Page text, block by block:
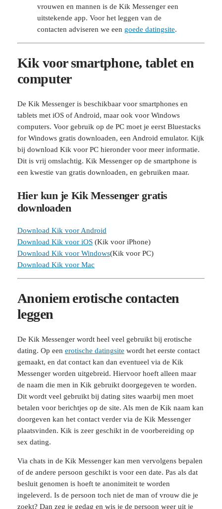
vrouwen en mannen is de Kik Messenger een
uitstekende app. Voor het leggen van de
contacten adviseren we een goede datingsite.
Kik voor smartphone, tablet en
computer
De Kik Messenger is beschikbaar voor smartphones en
tablets met iOS of Android, maar ook voor Windows
computers. Voor gebruik op de PC moet je eerst Bluestacks
for Windows gratis downloaden, een Android emulator. Kijk
bij download Kik voor PC hieronder voor meer informatie.
Dit is vrij omslachtig. Kik Messenger op de smartphone is
een kwestie van gratis downloaden, en gebruiken maar.
Hier kun je Kik Messenger gratis
downloaden
Download Kik voor Android
Download Kik voor iOS(Kik voor iPhone)
Download Kik voor Windows(Kik voor PC)
Download Kik voor Mac
Anoniem erotische contacten
leggen
De Kik Messenger wordt heel veel gebruikt bij erotische
dating. Op een erotische datingsite wordt het eerste contact
gemaakt, en dat contact kan dan eventueel via de Kik
Messenger worden uitgebreid. Hiervoor hoeft alleen maar
de naam die men in Kik gebruikt doorgegeven te worden.
Dit wordt veel gebruikt bij dating sites waarbij men moet
betalen voor berichtjes op de site. Als men de Kik naam kan
doorgeven kan het contact verder via de Kik Messenger
plaatsvinden. Kik is zeer geschikt in de voorbereiding op
sex dating.
Via chats in de Kik Messenger kan men vervolgens bepalen
of de andere persoon geschikt is voor een date. Pas als dat
besluit genomen is hoeft te anonimiteit te worden
ingeleverd. Is de persoon toch niet de man of vrouw die je
zoekt? Dan zeg je gedag en wis je de persoon weer uit je